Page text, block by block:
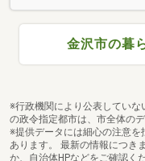
金沢市の暮
※行政機関により公表してい
の政令指定都市は、市全体の
※提供データには細心の注意
あります。 最新の情報につき
か、自治体HPなどをご確認く